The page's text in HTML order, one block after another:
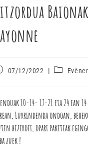
07/12/2022
10-14- 17-21 eta 24 ean
Lurrindenda ondoan,
bezeroei, opari paketeak
zuek !